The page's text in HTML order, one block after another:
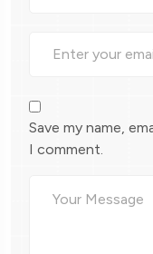
Save my name,
I comment.